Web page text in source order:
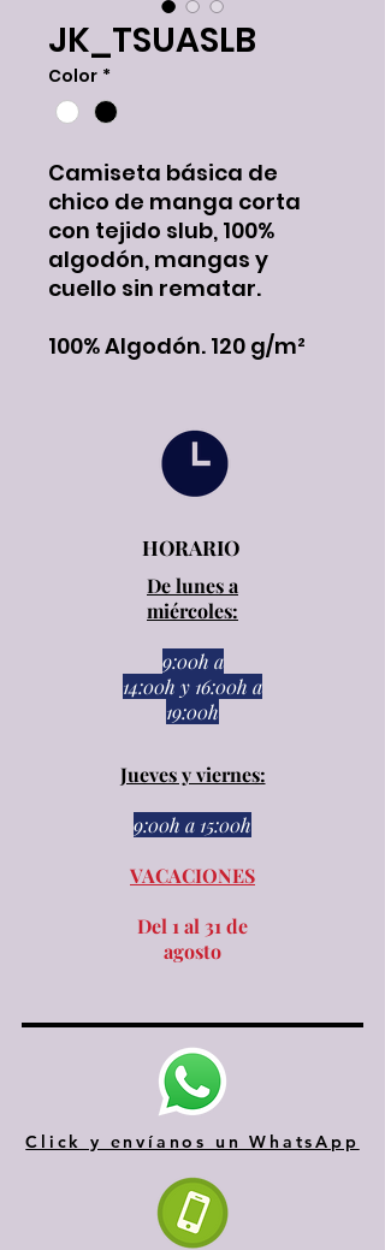
JK_TSUASLB
Color *
Camiseta básica de
chico de manga corta
con tejido slub, 100%
algodón, mangas y
cuello sin rematar.
100% Algodón. 120 g/m²
HORARIO
De lunes a
miércoles:
9:00h a
14:00h y 16:00h a
19:00h
Jueves y viernes:
9:00h a 15:00h​​
VACACIONES
Del 1 al 31 de
agosto
Click y envíanos un WhatsApp